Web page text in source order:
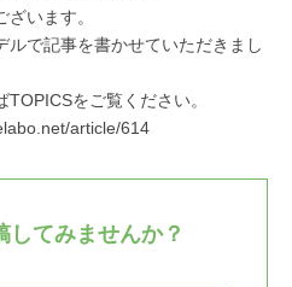
ざいます。
ルで記事を書かせていただきまし
TOPICSをご覧ください。
article/614
してみませんか？